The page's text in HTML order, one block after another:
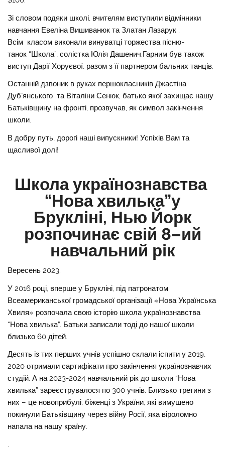
Зі словом подяки школі, вчителям виступили відмінники
навчання Евеліна Вишиванюк та Златан Лазарук .
Всім класом виконали винуватці торжества пісню-
танок “Школа”, солістка Юлія Дашенич.Гарним був також
виступ Дарії Хоруєвої, разом з її партнером бальних танців.
Останній дзвоник в руках першокласників Джастіна
Дубʼянського та Віталіни Сенюк, батько якої захищає нашу
Батьківщину на фронті, прозвучав, як символ закінчення
школи.
В добру путь, дорогі наші випускники! Успіхів Вам та
щасливої долі!
Школа українознавства
“Нова хвилька”у
Брукліні, Нью Йорк
розпочинає свій 8–ий
навчальний рік
Вересень 2023.
У 2016 році, вперше у Брукліні, під патронатом
Всеамериканської громадської організації «Нова Українська
Хвиля» розпочала свою історію школа українознавства
“Нова хвилька”. Батьки записали тоді до нашої школи
близько 60 дітей.
Десять із тих перших учнів успішно склали іспити у 2019,
2020 отримали сартифікати про закінчення українознавчих
студій. А на 2023-2024 навчальний рік до школи “Нова
хвилька” зареєструвалося по 300 учнів. Близько третини з
них – це новоприбулі, біженці з України, які вимушено
покинули Батьківщину через війну Росії, яка віроломно
напала на нашу країну.
.